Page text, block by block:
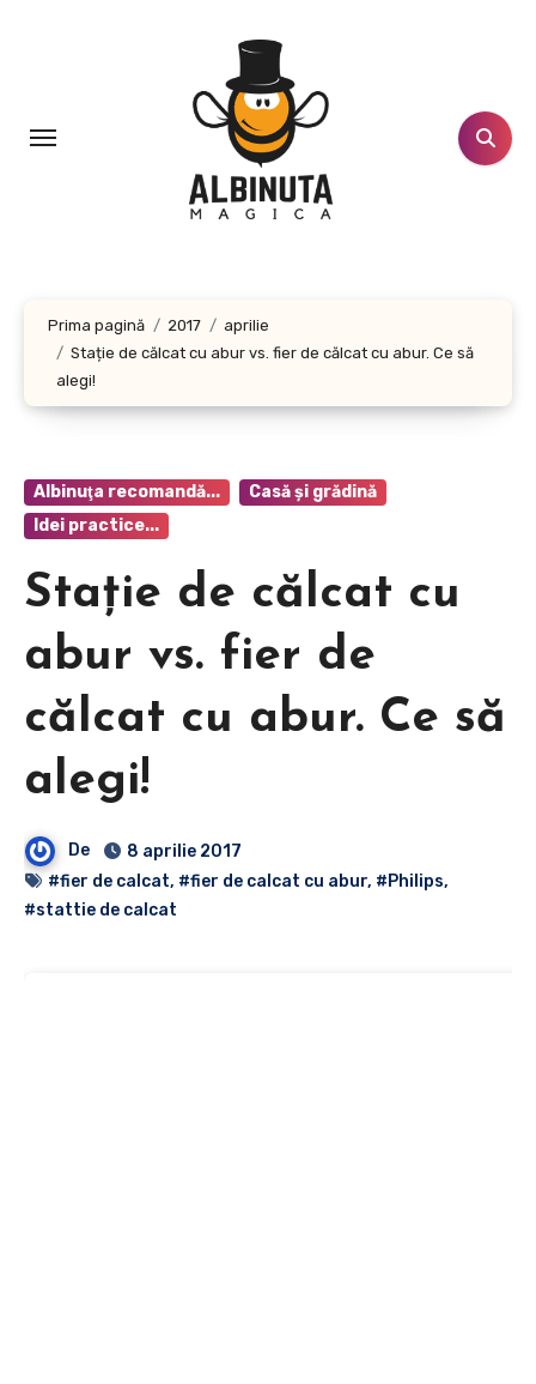
Prima pagină 2017
aprilie
Stație de călcat cu abur vs. fier de călcat cu abur. Ce să
alegi!
Albinuţa recomandă...
Casă şi grădină
Idei practice...
Stație de călcat cu
abur vs. fier de
călcat cu abur. Ce să
alegi!
De
8 aprilie 2017
#fier de calcat, #fier de calcat cu abur, #Philips,
#stattie de calcat